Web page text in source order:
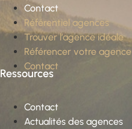
Contact
Référentiel agences
Trouver l’agence idéale
Référencer votre agence
Contact
Ressources
Contact
Actualités des agences